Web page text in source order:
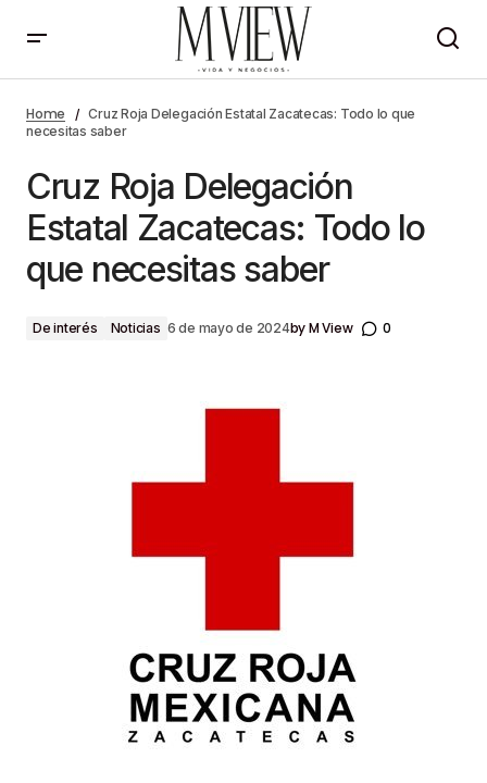
que necesitas saber
Home
Cruz Roja Delegación Estatal Zacatecas: Todo lo que
necesitas saber
Cruz Roja Delegación
Estatal Zacatecas: Todo lo
que necesitas saber
De interés Noticias 6 de mayo de 2024byM View 0